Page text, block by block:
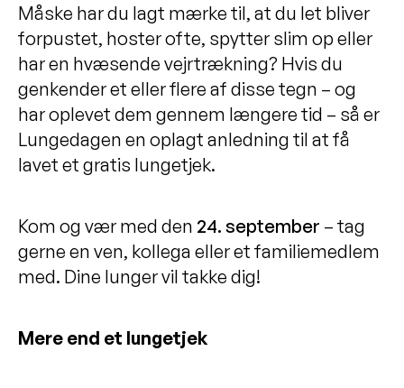
Måske har du lagt mærke til, at du let bliver
forpustet, hoster ofte, spytter slim op eller
har en hvæsende vejrtrækning? Hvis du
genkender et eller flere af disse tegn – og
har oplevet dem gennem længere tid – så er
Lungedagen en oplagt anledning til at få
lavet et gratis lungetjek.
Kom og vær med den 24. september – tag
gerne en ven, kollega eller et familiemedlem
med. Dine lunger vil takke dig!
Mere end et lungetjek